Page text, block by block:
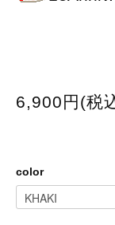
6,900円(税
color